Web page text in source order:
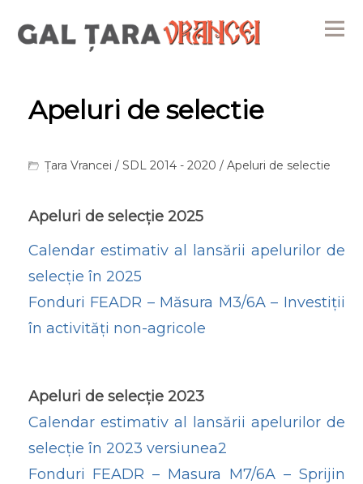
Apeluri de selectie
Țara Vrancei / SDL 2014 - 2020 / Apeluri de selectie
Apeluri de selecție 2025
Calendar estimativ al lansării apelurilor de
selecție în 2025
Fonduri FEADR – Măsura M3/6A – Investiții
în activități non-agricole
Apeluri de selecție 2023
Calendar estimativ al lansării apelurilor de
selecție în 2023 versiunea2
Fonduri FEADR – Masura M7/6A – Sprijin